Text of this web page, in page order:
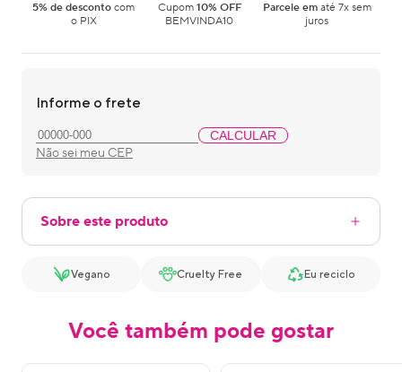
5% de desconto com
o PIX
Cupom 10% OFF
BEMVINDA10
Parcele ematé 7x sem
juros
Informe o frete
CALCULAR
Não sei meu CEP
Sobre este produto
Vegano Cruelty Free Eu reciclo
Você também pode gostar